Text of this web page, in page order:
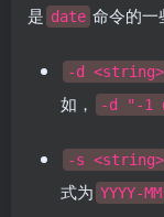
是 date 命令的一
-d <string>
如，
-d "-1
-s <string>
式为 YYYY-